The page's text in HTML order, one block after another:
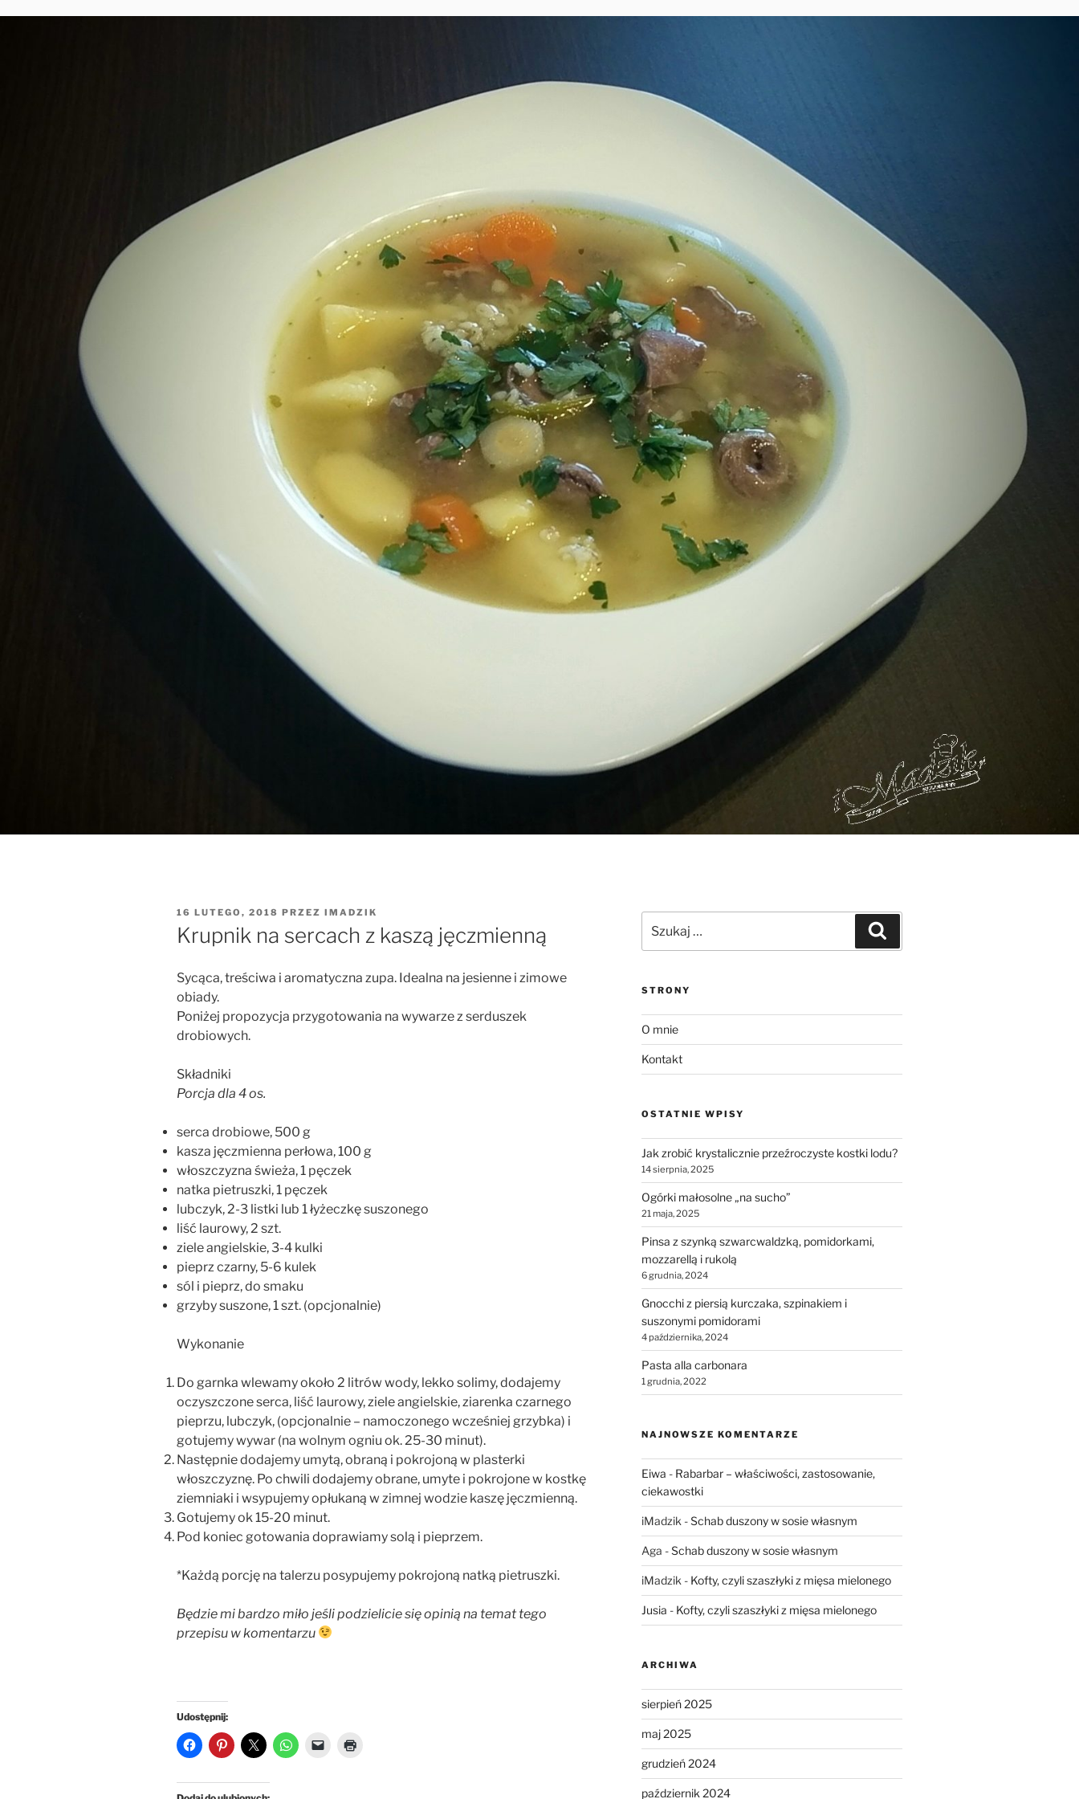
OPUBLIKOWANE
W
16 LUTEGO, 2018 PRZEZ IMADZIK
Krupnik na sercach z kaszą jęczmienną
Sycąca, treściwa i aromatyczna zupa. Idealna na jesienne i zimowe
obiady.
Poniżej propozycja przygotowania na wywarze z serduszek
drobiowych.
Składniki
Porcja dla 4 os.
serca drobiowe, 500 g
kasza jęczmienna perłowa, 100 g
włoszczyzna świeża, 1 pęczek
natka pietruszki, 1 pęczek
lubczyk, 2-3 listki lub 1 łyżeczkę suszonego
liść laurowy, 2 szt.
ziele angielskie, 3-4 kulki
pieprz czarny, 5-6 kulek
sól i pieprz, do smaku
grzyby suszone, 1 szt. (opcjonalnie)
Wykonanie
Do garnka wlewamy około 2 litrów wody, lekko solimy, dodajemy
oczyszczone serca, liść laurowy, ziele angielskie, ziarenka czarnego
pieprzu, lubczyk, (opcjonalnie – namoczonego wcześniej grzybka) i
gotujemy wywar (na wolnym ogniu ok. 25-30 minut).
Następnie dodajemy umytą, obraną i pokrojoną w plasterki
włoszczyznę. Po chwili dodajemy obrane, umyte i pokrojone w kostkę
ziemniaki i wsypujemy opłukaną w zimnej wodzie kaszę jęczmienną.
Gotujemy ok 15-20 minut.
Pod koniec gotowania doprawiamy solą i pieprzem.
*Każdą porcję na talerzu posypujemy pokrojoną natką pietruszki.
Będzie mi bardzo miło jeśli podzielicie się opinią na temat tego
przepisu w komentarzu
Udostępnij:
STRONY
O mnie
Kontakt
OSTATNIE WPISY
Jak zrobić krystalicznie przeźroczyste kostki lodu?
14 sierpnia, 2025
Ogórki małosolne „na sucho”
21 maja, 2025
Pinsa z szynką szwarcwaldzką, pomidorkami,
mozzarellą i rukolą
6 grudnia, 2024
Gnocchi z piersią kurczaka, szpinakiem i
suszonymi pomidorami
4 października, 2024
Pasta alla carbonara
1 grudnia, 2022
NAJNOWSZE KOMENTARZE
Eiwa - Rabarbar – właściwości, zastosowanie,
ciekawostki
iMadzik -Schab duszony w sosie własnym
Aga -Schab duszony w sosie własnym
iMadzik - Kofty, czyli szaszłyki z mięsa mielonego
Jusia - Kofty, czyli szaszłyki z mięsa mielonego
ARCHIWA
sierpień 2025
maj 2025
grudzień 2024
październik 2024